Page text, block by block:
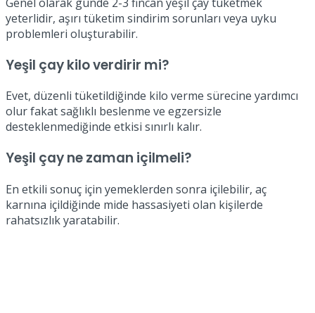
yeterlidir, aşırı tüketim sindirim sorunları veya uyku
problemleri oluşturabilir.
Yeşil çay kilo verdirir mi?
Evet, düzenli tüketildiğinde kilo verme sürecine yardımcı
olur fakat sağlıklı beslenme ve egzersizle
desteklenmediğinde etkisi sınırlı kalır.
Yeşil çay ne zaman içilmeli?
En etkili sonuç için yemeklerden sonra içilebilir, aç
karnına içildiğinde mide hassasiyeti olan kişilerde
rahatsızlık yaratabilir.